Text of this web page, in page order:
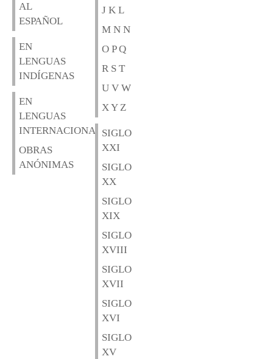
AL
ESPAÑOL
EN
LENGUAS
INDÍGENAS
EN
LENGUAS
INTERNACIONALES
OBRAS
ANÓNIMAS
J K L
M N N
O P Q
R S T
U V W
X Y Z
SIGLO
XXI
SIGLO
XX
SIGLO
XIX
SIGLO
XVIII
SIGLO
XVII
SIGLO
XVI
SIGLO
XV